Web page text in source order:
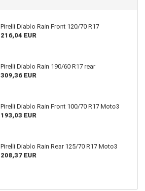
Pirelli Diablo Rain Front 120/70 R17
216,04 EUR
Pirelli Diablo Rain 190/60 R17 rear
309,36 EUR
Pirelli Diablo Rain Front 100/70 R17 Moto3
193,03 EUR
Pirelli Diablo Rain Rear 125/70 R17 Moto3
208,37 EUR